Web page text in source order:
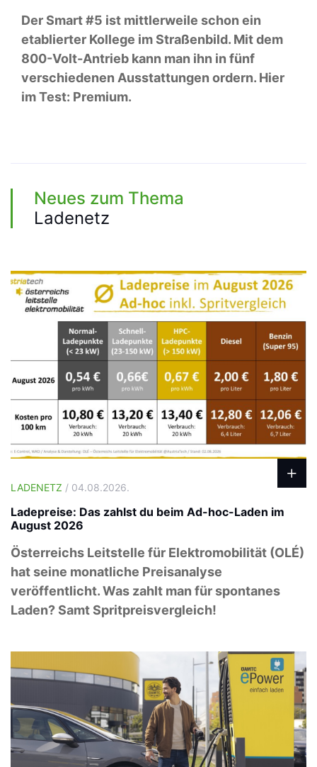
Der Smart #5 ist mittlerweile schon ein
etablierter Kollege im Straßenbild. Mit dem
800-Volt-Antrieb kann man ihn in fünf
verschiedenen Ausstattungen ordern. Hier
im Test: Premium.
Neues zum Thema
Ladenetz
LADENETZ / 04.08.2026.
Ladepreise: Das zahlst du beim Ad-hoc-Laden im
August 2026
Österreichs Leitstelle für Elektromobilität (OLÉ)
hat seine monatliche Preisanalyse
veröffentlicht. Was zahlt man für spontanes
Laden? Samt Spritpreisvergleich!